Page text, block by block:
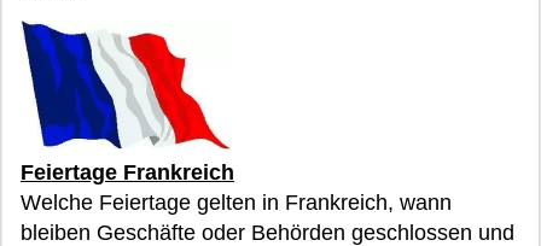
Feiertage Frankreich
Welche Feiertage gelten in Frankreich, wann
bleiben Geschäfte oder Behörden geschlossen und